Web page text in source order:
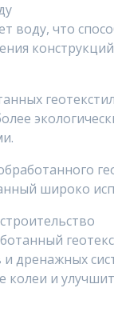
воду, что
широко
и дренажных
колеи и